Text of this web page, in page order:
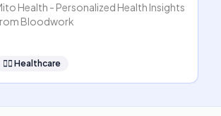
Health - Personalized Health Insights
Bloodwork
👩‍⚕️ Healthcare